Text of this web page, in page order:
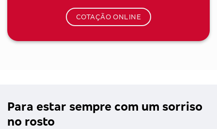
COTAÇÃO ONLINE
Para estar sempre com um sorriso
no rosto